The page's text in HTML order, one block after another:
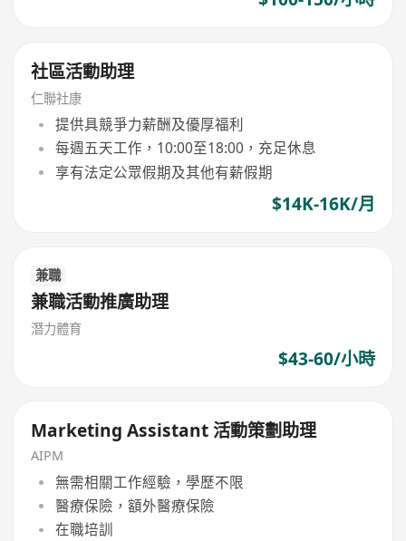
社區活動助理
仁聯社康
提供具競爭力薪酬及優厚福利
每週五天工作，10:00至18:00，充足休息
享有法定公眾假期及其他有薪假期
$14K-16K/月
兼職
兼職活動推廣助理
潛力體育
$43-60/小時
Marketing Assistant 活動策劃助理
AIPM
無需相關工作經驗，學歷不限
醫療保險，額外醫療保險
在職培訓